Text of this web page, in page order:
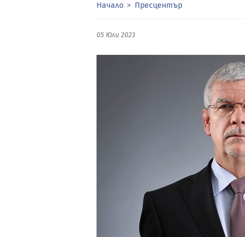
Начало Пресцентър
05 Юли 2023